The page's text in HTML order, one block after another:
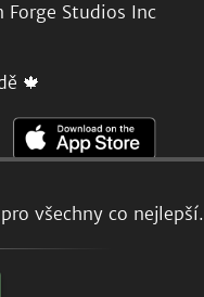
všechny co nejlepší.
Forge Studios Inc
🍁